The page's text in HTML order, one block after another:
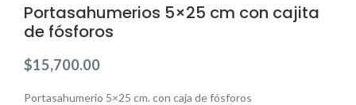
Portasahumerios 5×25 cm con cajita
de fósforos
$15,700.00
Portasahumerio 5×25 cm. con caja de fósforos